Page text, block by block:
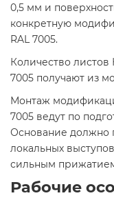
0,5 мм и
конкретную
RAL 7005.
Количество листов
7005 получают из
Монтаж
7005 ведут по
Основание должно
локальных
сильным
Рабочие